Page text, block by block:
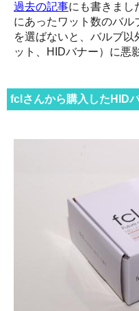
過去の記事にも書きまし
にあったワット数のバ
を選ばないと、バルブ以
ット、HIDバナー）に悪
fclさんから購入したHID